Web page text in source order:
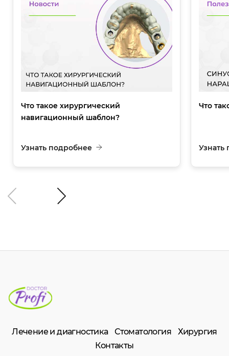
Что такое хирургический
навигационный шаблон?
Узнать подробнее
Что
Узнать
Лечение и диагностика Стоматология
Хирургия
Контакты